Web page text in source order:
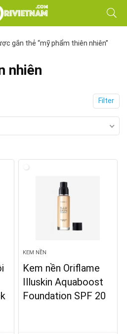
gắn thẻ “mỹ phẩm thiên nhiên”
nhiên
Filter
KEM NỀN
Kem nền Oriflame
Illuskin Aquaboost
Foundation SPF 20